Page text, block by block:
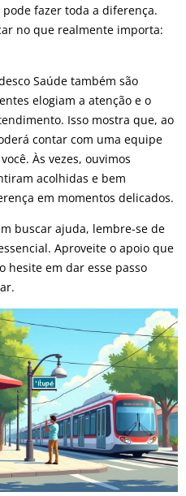
fazer toda a diferença.
no que realmente importa:
Saúde também são
elogiam a atenção e o
Isso mostra que, ao
contar com uma equipe
Às vezes, ouvimos
acolhidas e bem
em momentos delicados.
buscar ajuda, lembre-se de
Aproveite o apoio que
hesite em dar esse passo